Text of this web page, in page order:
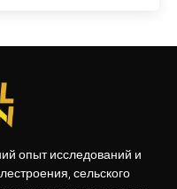
опыт исследований и
сельского